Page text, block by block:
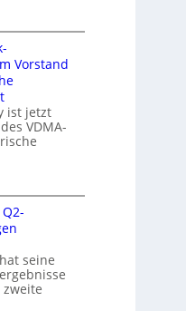
Vorstand
ist jetzt
VDMA-
seine
zweite